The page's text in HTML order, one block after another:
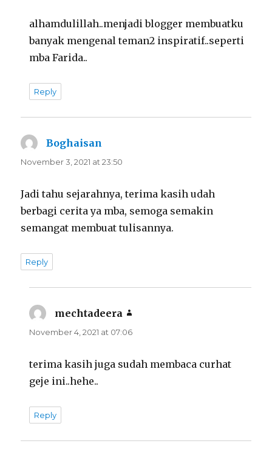
alhamdulillah..menjadi blogger membuatku
banyak mengenal teman2 inspiratif..seperti
mba Farida..
Reply
Boghaisan
November 3, 2021 at 23:50
Jadi tahu sejarahnya, terima kasih udah
berbagi cerita ya mba, semoga semakin
semangat membuat tulisannya.
Reply
mechtadeera
November 4, 2021 at 07:06
terima kasih juga sudah membaca curhat
geje ini..hehe..
Reply